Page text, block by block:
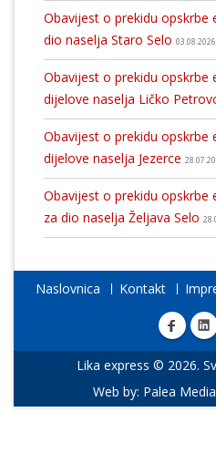
Obavijest o prekidu opskrbe
dio naselja Staro Selo 03.08.2026
Obavijest o prekidu opskrbe
dijelove naselja Ličko
Obavijest o prekidu opskrbe
dijelove naselja Jezerce
Obavijest o prekidu opskrbe
za dio naselja Željava Selo
Naslovnica Kontakt
Lika express © 2026.
Web by: Palea Media